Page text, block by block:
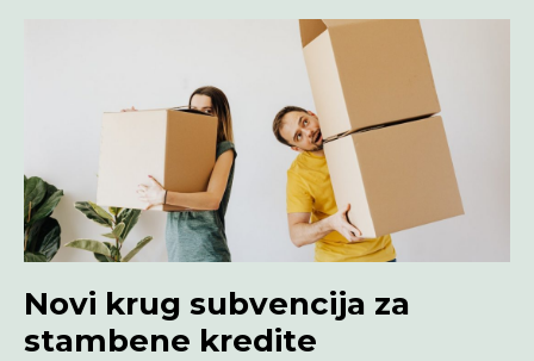
Novi krug subvencija za
stambene kredite